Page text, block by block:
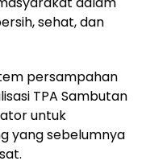
sehat, dan
persampahan
TPA Sambutan
untuk
yang sebelumnya